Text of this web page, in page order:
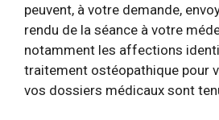
peuvent, à votre demande,
rendu de la séance à votre
notamment les affections
traitement ostéopathique pour
vos dossiers médicaux sont